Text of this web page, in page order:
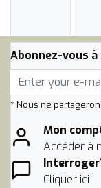
Abonnez-vous
* Nous ne
Mon
Accéder à
Cliquer ici